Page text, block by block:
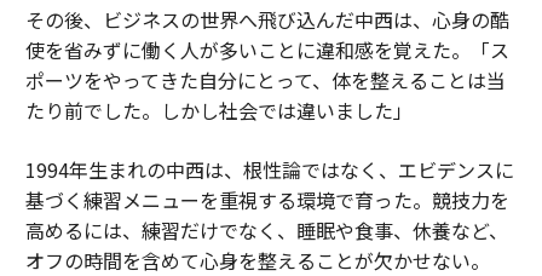
その後、ビジネスの世界へ飛び込んだ中西は、心身の酷
使を省みずに働く人が多いことに違和感を覚えた。「ス
ポーツをやってきた自分にとって、体を整えることは当
たり前でした。しかし社会では違いました」
1994年生まれの中西は、根性論ではなく、エビデンスに
基づく練習メニューを重視する環境で育った。競技力を
高めるには、練習だけでなく、睡眠や食事、休養など、
オフの時間を含めて心身を整えることが欠かせない。